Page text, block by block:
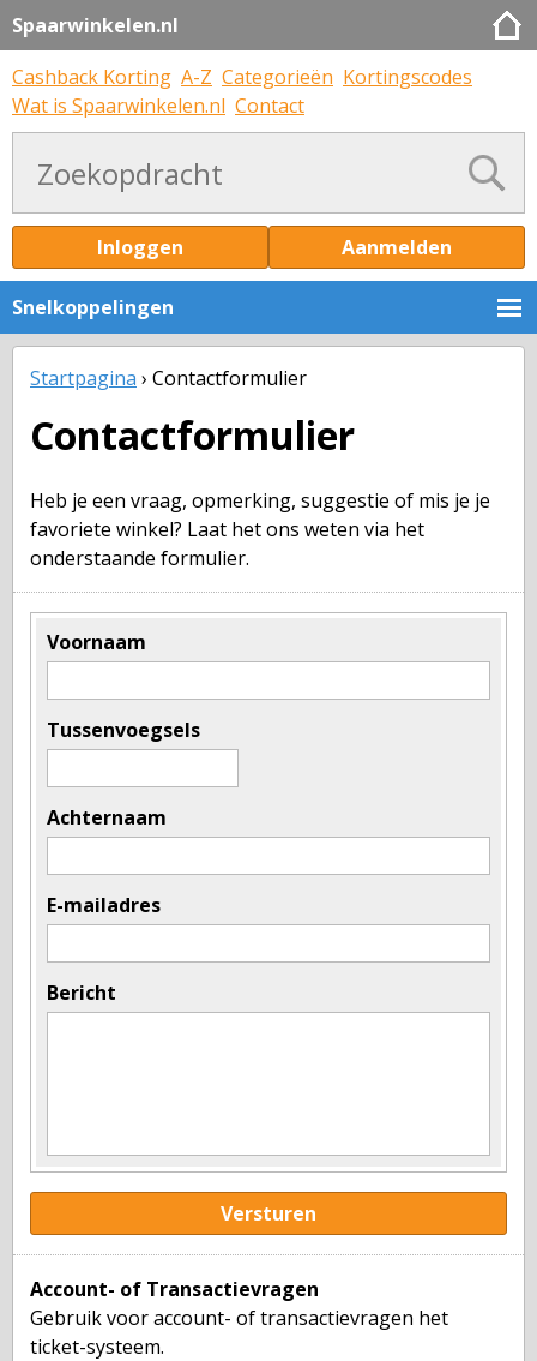
Spaarwinkelen.nl
Cashback Korting A-Z Categorieën Kortingscodes
Wat is Spaarwinkelen.nl Contact
Inloggen Aanmelden
Snelkoppelingen
Startpagina Contactformulier
Contactformulier
Heb je een vraag, opmerking, suggestie of mis je je
favoriete winkel? Laat het ons weten via het
onderstaande formulier.
Voornaam
Tussenvoegsels
Achternaam
E-mailadres
Bericht
Versturen
Account- of Transactievragen
Gebruik voor account- of transactievragen het
ticket-systeem.